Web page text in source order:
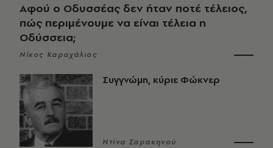
Αφού ο Οδυσσέας δεν ήταν ποτέ τέλειος,
πώς περιμένουμε να είναι τέλεια η
Οδύσσεια;
Νίκος Καραχάλιος
Συγγνώμη, κύριε Φώκνερ
Ντίνα Σαρακηνού